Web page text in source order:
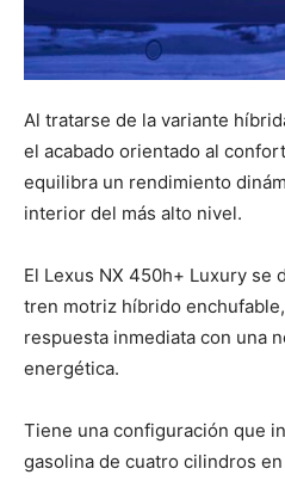
Al tratarse de la variante
el acabado orientado al
equilibra un rendimiento
interior del más alto nivel.
El Lexus NX 450h+ Luxury se
tren motriz híbrido
respuesta inmediata con una
energética.
Tiene una configuración que
gasolina de cuatro cilindros